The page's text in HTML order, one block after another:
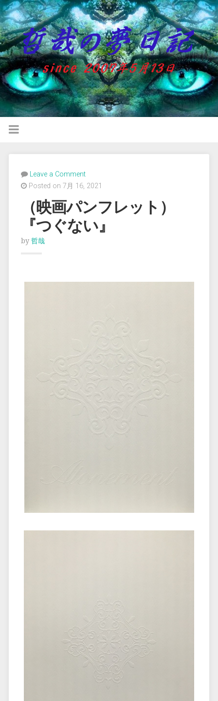
Leave a Comment
Posted on 7月 16, 2021
（映画パンフレット）
『つぐない』
by 哲哉